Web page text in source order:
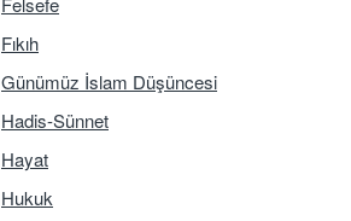
Fıkıh
Günümüz İslam Düşüncesi
Hadis-Sünnet
Hayat
Hukuk